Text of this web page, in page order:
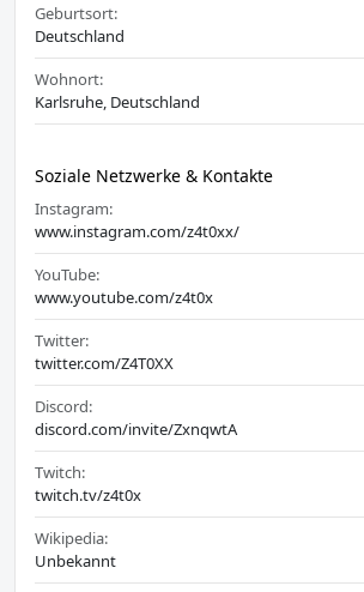
Geburtsort:
Deutschland
Wohnort:
Karlsruhe, Deutschland
Soziale Netzwerke & Kontakte
Instagram:
www.instagram.com/z4t0xx/
YouTube:
www.youtube.com/z4t0x
Twitter:
twitter.com/Z4T0XX
Discord:
discord.com/invite/ZxnqwtA
Twitch:
twitch.tv/z4t0x
Wikipedia:
Unbekannt